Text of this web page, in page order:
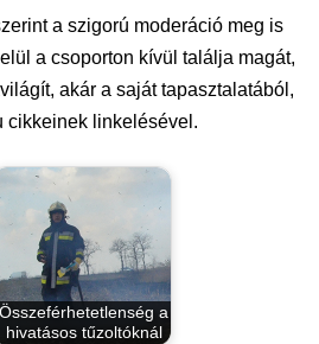
a szigorú moderáció meg is
a csoporton kívül találja magát,
akár a saját tapasztalatából,
cikkeinek linkelésével.
Összeférhetetlenség a
hivatásos tűzoltóknál